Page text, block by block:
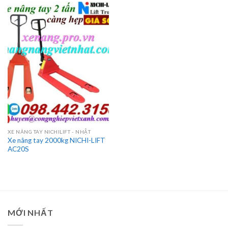
XE NÂNG TAY NICHILIFT - NHẬT
Xe nâng tay 2000kg NICHI-LIFT
AC20S
MỚI NHẤT